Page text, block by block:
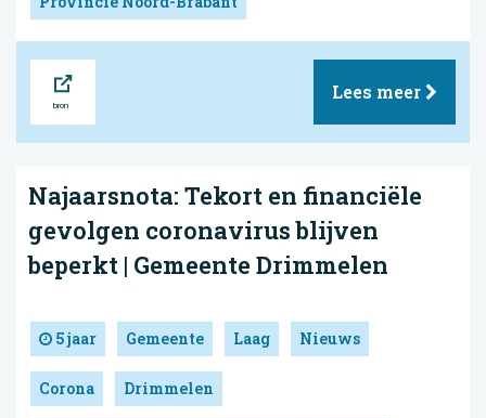
Lees meer
Najaarsnota: Tekort en financiële
gevolgen coronavirus blijven
beperkt | Gemeente Drimmelen
5 jaar Gemeente Laag Nieuws
Corona Drimmelen